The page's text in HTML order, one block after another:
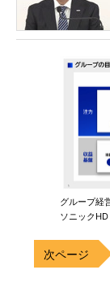
グループ経
ソニックHD